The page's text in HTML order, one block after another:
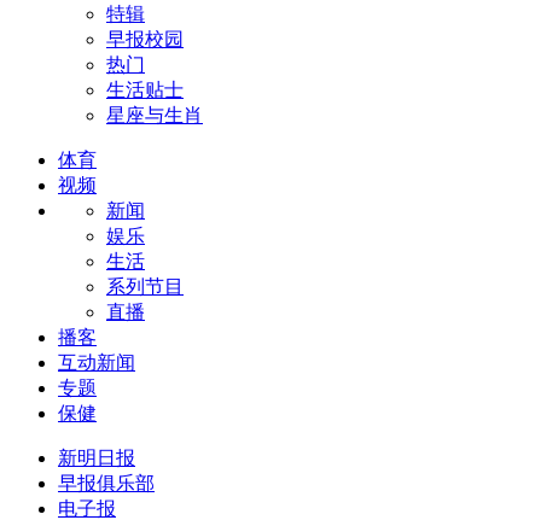
特辑
早报校园
热门
生活贴士
星座与生肖
体育
视频
新闻
娱乐
生活
系列节目
直播
播客
互动新闻
专题
保健
新明日报
早报俱乐部
电子报